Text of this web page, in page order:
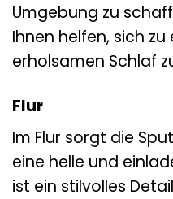
Umgebung zu
Ihnen helfen, sich
erholsamen Schlaf
Flur
Im Flur sorgt die
eine helle und
ist ein stilvolles